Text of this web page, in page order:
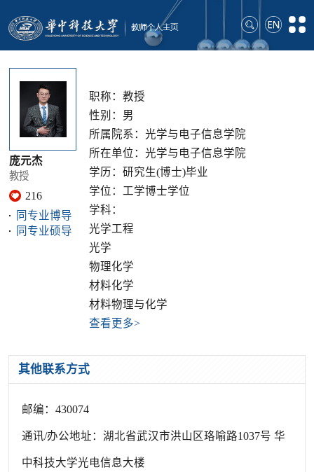
庞元杰
教授
216
同专业博导
同专业硕导
职称：教授
性别：男
所属院系：光学与电子信息学院
所在单位：光学与电子信息学院
学历：研究生(博士)毕业
学位：工学博士学位
学科：
光学工程
光学
物理化学
材料化学
材料物理与化学
查看更多>
其他联系方式
邮编： 430074
通讯/办公地址： 湖北省武汉市洪山区珞喻路1037号 华
中科技大学光电信息大楼